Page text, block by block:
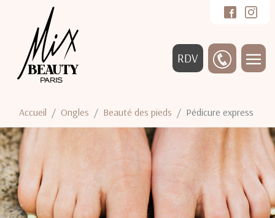
RDV
Accueil Ongles Beauté des pieds Pédicure express